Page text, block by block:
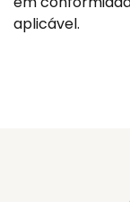
aplicável.